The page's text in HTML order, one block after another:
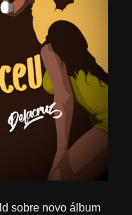
sobre novo álbum